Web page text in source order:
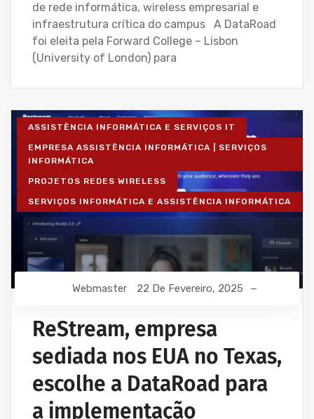
de rede informática, wireless empresarial e
infraestrutura crítica do campus A DataRoad
foi eleita pela Forward College – Lisbon
(University of London) para
ASSISTÊNCIA INFORMÁTICA E SERVIÇOS IT
EMPRESA ASSISTÊNCIA INFORMÁTICA | SERVIÇOS
INFORMÁTICA
PROJETOS REDES WIRELESS
SERVIÇOS INFORMÁTICA E ASSISTÊNCIA INFORMÁTICA
Webmaster 22 De Fevereiro, 2025
ReStream, empresa
sediada nos EUA no Texas,
escolhe a DataRoad para
a implementação